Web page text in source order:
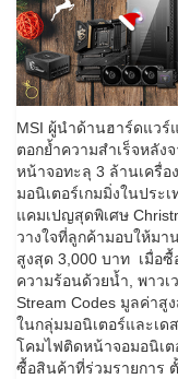
MSI ผู้นำด้านฮาร์ดแว
ตอกย้ำความสำเร็จหลัง
หน้าจอทะลุ 3 ล้านเครื่อ
มอนิเตอร์เกมมิ่งในประ
แคมเปญสุดพิเศษ
วางใจที่ลูกค้ามอบให้มา
สูงสุด 3,000 บาท เมื่อ
ความร้อนด้วยน้ำ, พาวเ
Stream Codes มูลค่าสู
ในกลุ่มมอนิเตอร์และเด
โคมไฟติดหน้าจอมอนิเต
ซื้อสินค้าที่ร่วมรายการ